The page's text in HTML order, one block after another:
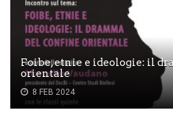
Foibe, etnie e ideologie: il
orientale
8 FEB 2024